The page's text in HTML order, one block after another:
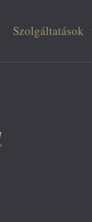
Szolgáltatások